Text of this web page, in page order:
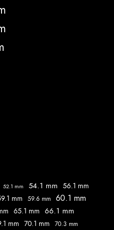
52.1 mm 54.1 mm 56.1 mm
mm 59.6 mm 60.1 mm
65.1 mm 66.1 mm
mm 70.1 mm 70.3 mm